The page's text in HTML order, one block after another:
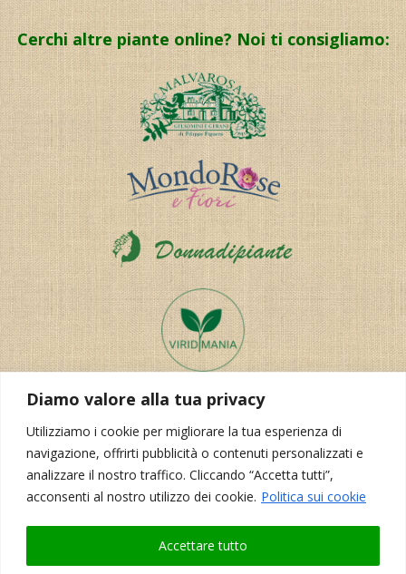
Diamo valore alla tua privacy
Utilizziamo i cookie per migliorare la tua esperienza di
navigazione, offrirti pubblicità o contenuti personalizzati e
analizzare il nostro traffico. Cliccando “Accetta tutti”,
acconsenti al nostro utilizzo dei cookie. Politica sui cookie
Accettare tutto
Cerchi altre piante online? Noi ti consigliamo:
Realizzazione del sito:Korporal Webdesign